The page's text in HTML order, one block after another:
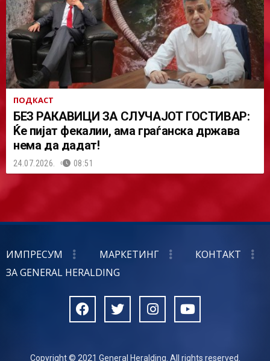
ПОДКАСТ
БЕЗ РАКАВИЦИ ЗА СЛУЧАЈОТ ГОСТИВАР:
Ќе пијат фекалии, ама граѓанска држава
нема да дадат!
24.07.2026. 08:51
ИМПРЕСУМ МАРКЕТИНГ
КОНТАКТ
ЗА GENERAL HERALDING
Copyright © 2021 General Heralding. All rights reserved.